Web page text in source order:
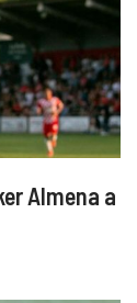
Almena a